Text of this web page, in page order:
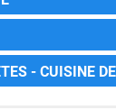
- CUISINE